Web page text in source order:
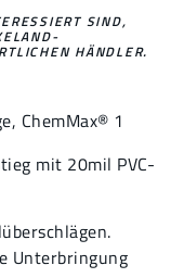
SIND,
HÄNDLER.
, ChemMax® 1
mit 20mil PVC-
Unterbringung